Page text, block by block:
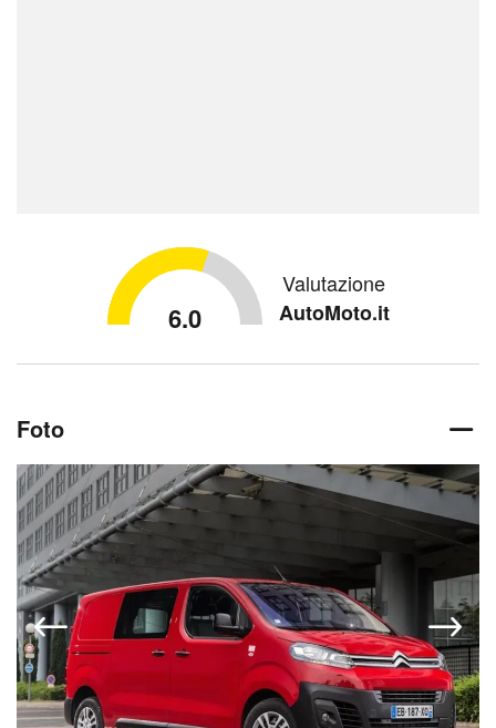
6.0
Valutazione
AutoMoto.it
Foto